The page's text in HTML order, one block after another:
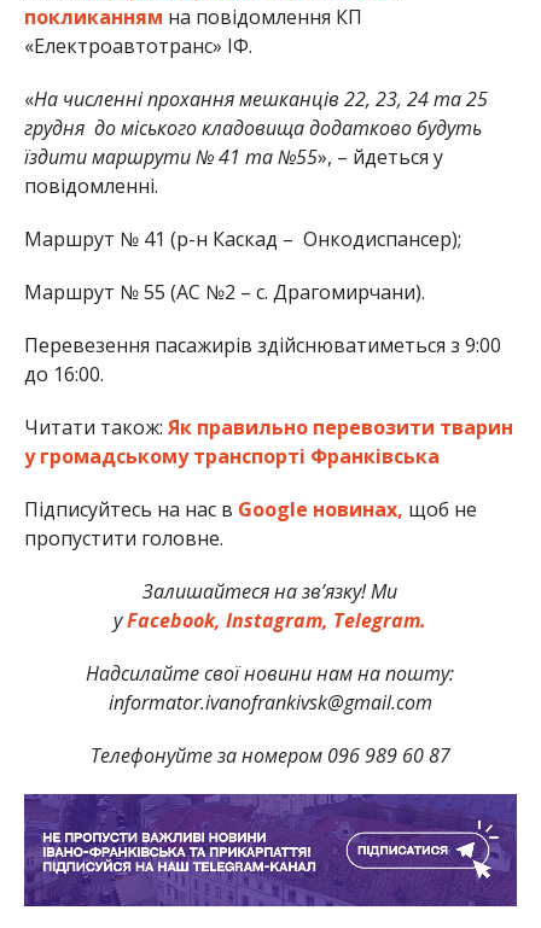
покликанням на повідомлення КП
«Електроавтотранс» ІФ.
«На численні прохання мешканців 22, 23, 24 та 25
грудня до міського кладовища додатково будуть
їздити маршрути № 41 та №55», – йдеться у
повідомленні.
Маршрут № 41 (р-н Каскад – Онкодиспансер);
Маршрут № 55 (АС №2 – с. Драгомирчани).
Перевезення пасажирів здійснюватиметься з 9:00
до 16:00.
Читати також: Як правильно перевозити тварин
у громадському транспорті Франківська
Підписуйтесь на нас в Google новинах, щоб не
пропустити головне.
Залишайтеся на зв’язку! Ми
уFacebook, Instagram, Telegram.
Надсилайте свої новини нам на пошту:
informator.ivanofrankivsk@gmail.com
Телефонуйте за номером 096 989 60 87